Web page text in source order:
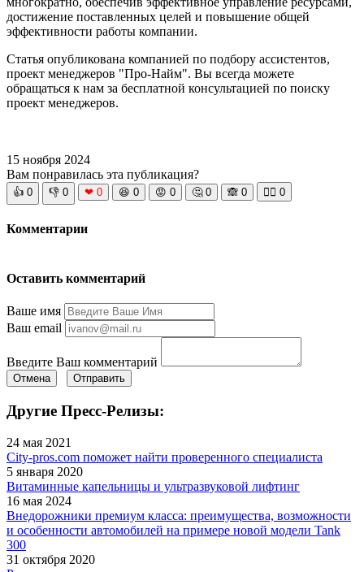
достижение поставленных целей и повышение общей
эффективности работы компании.
Статья опубликована компанией по подбору ассистентов,
проект менеджеров "Про-Найм". Вы всегда можете
обращаться к нам за бесплатной консультацией по поиску
проект менеджеров.
15 ноября 2024
Вам понравилась эта публикация?
👍 0 👎 0 ❤ 0 😆 0 😡 0 🤔 0 🙈 0 🧘‍♀️ 0
Комментарии
Оставить комментарий
Ваше имя
Ваш email
Введите Ваш комментарий
Отмена Отправить
Другие Пресс-Релизы:
24 мая 2021
City-pros.com поможет найти проверенного специалиста
5 января 2020
Витаминные капельницы и ультразвуковой лифтинг
16 мая 2024
Внедорожники премиум класса: преимущества, возможности
и особенности автомобилей на примере новой модели Tank
300
31 октября 2020